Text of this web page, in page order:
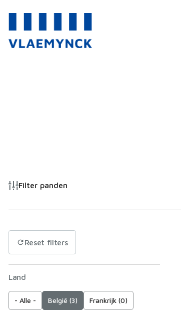
Filter panden
Reset filters
Land
- Alle - België (3) Frankrijk (0)